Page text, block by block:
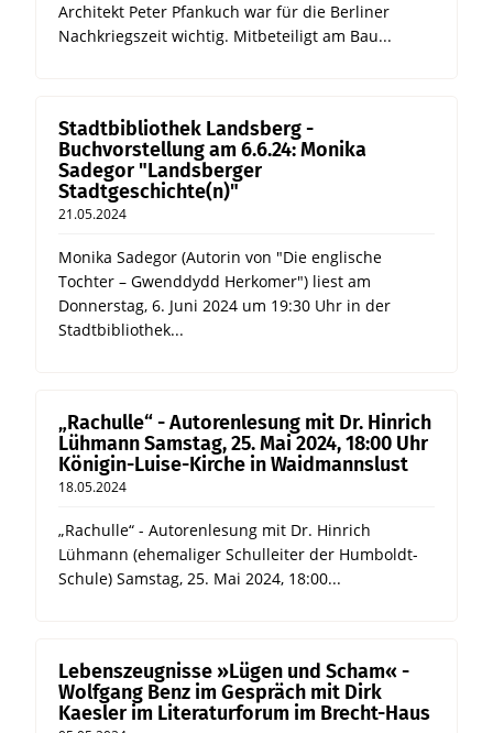
Architekt Peter Pfankuch war für die Berliner
Nachkriegszeit wichtig. Mitbeteiligt am Bau...
Stadtbibliothek Landsberg -
Buchvorstellung am 6.6.24: Monika
Sadegor "Landsberger
Stadtgeschichte(n)"
21.05.2024
Monika Sadegor (Autorin von "Die englische
Tochter – Gwenddydd Herkomer") liest am
Donnerstag, 6. Juni 2024 um 19:30 Uhr in der
Stadtbibliothek...
„Rachulle“ - Autorenlesung mit Dr. Hinrich
Lühmann Samstag, 25. Mai 2024, 18:00 Uhr
Königin-Luise-Kirche in Waidmannslust
18.05.2024
„Rachulle“ - Autorenlesung mit Dr. Hinrich
Lühmann (ehemaliger Schulleiter der Humboldt-
Schule) Samstag, 25. Mai 2024, 18:00...
Lebenszeugnisse »Lügen und Scham« -
Wolfgang Benz im Gespräch mit Dirk
Kaesler im Literaturforum im Brecht-Haus